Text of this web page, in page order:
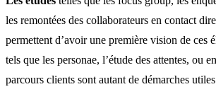
les remontées des collaborateurs en contact
permettent d’avoir une première vision de ces
tels que les personae, l’étude des attentes, ou
parcours clients sont autant de démarches